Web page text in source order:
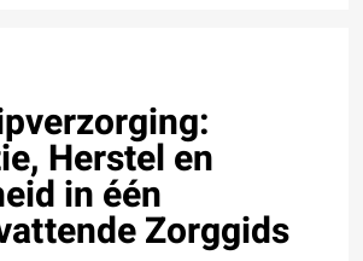
Herstel en
in één
Zorggids